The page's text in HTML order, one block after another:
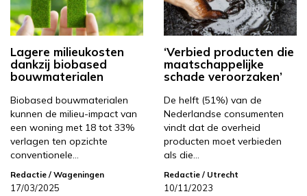
Lagere milieukosten
dankzij biobased
bouwmaterialen
Biobased bouwmaterialen
kunnen de milieu-impact van
een woning met 18 tot 33%
verlagen ten opzichte
conventionele…
Redactie / Wageningen
17/03/2025
‘Verbied producten die
maatschappelijke
schade veroorzaken’
De helft (51%) van de
Nederlandse consumenten
vindt dat de overheid
producten moet verbieden
als die…
Redactie / Utrecht
10/11/2023